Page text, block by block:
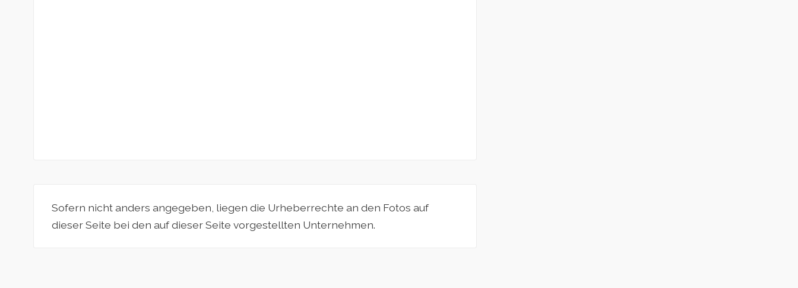
Sofern nicht anders angegeben, liegen die Urheberrechte an den Fotos auf
dieser Seite bei den auf dieser Seite vorgestellten Unternehmen.